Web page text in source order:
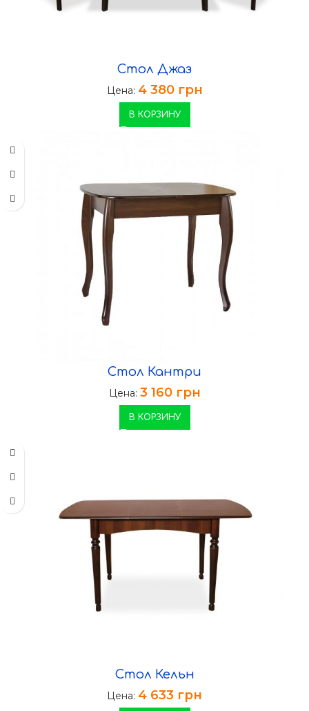
Стол Джаз
Цена: 4 380 грн
В КОРЗИНУ
Стол Кантри
Цена: 3 160 грн
В КОРЗИНУ
Стол Кельн
Цена: 4 633 грн